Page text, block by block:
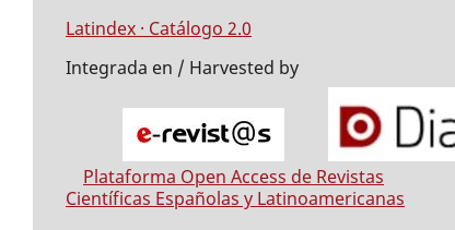
Latindex · Catálogo 2.0
Integrada en / Harvested by
Plataforma Open Access de Revistas
Científicas Españolas y Latinoamericanas